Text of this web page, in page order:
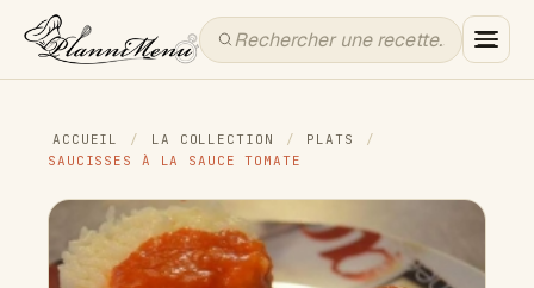
ACCUEIL / LA COLLECTION / PLATS
/
SAUCISSES À LA SAUCE TOMATE